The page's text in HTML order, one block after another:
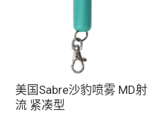
美国Sabre沙豹喷雾 MD射
流 紧凑型